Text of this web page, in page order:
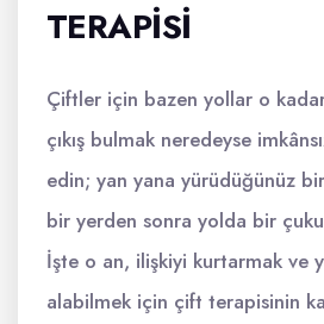
TERAPISI
Çiftler için bazen yollar o
çıkış bulmak neredeyse
edin; yan yana yürüdüğünüz
bir yerden sonra yolda bir
İşte o an, ilişkiyi kurtarmak ve
alabilmek için çift terapisinin